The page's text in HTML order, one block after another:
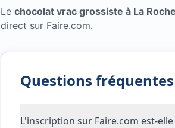
Le chocolat vrac grossiste à La
direct sur Faire.com.
Questions fréquentes
L'inscription sur Faire.com est-